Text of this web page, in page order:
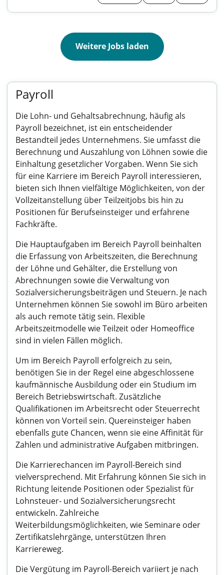
Weitere Jobs laden
Payroll
Die Lohn- und Gehaltsabrechnung, häufig als
Payroll bezeichnet, ist ein entscheidender
Bestandteil jedes Unternehmens. Sie umfasst die
Berechnung und Auszahlung von Löhnen sowie die
Einhaltung gesetzlicher Vorgaben. Wenn Sie sich
für eine Karriere im Bereich Payroll interessieren,
bieten sich Ihnen vielfältige Möglichkeiten, von der
Vollzeitanstellung über Teilzeitjobs bis hin zu
Positionen für Berufseinsteiger und erfahrene
Fachkräfte.
Die Hauptaufgaben im Bereich Payroll beinhalten
die Erfassung von Arbeitszeiten, die Berechnung
der Löhne und Gehälter, die Erstellung von
Abrechnungen sowie die Verwaltung von
Sozialversicherungsbeiträgen und Steuern. Je nach
Unternehmen können Sie sowohl im Büro arbeiten
als auch remote tätig sein. Flexible
Arbeitszeitmodelle wie Teilzeit oder Homeoffice
sind in vielen Fällen möglich.
Um im Bereich Payroll erfolgreich zu sein,
benötigen Sie in der Regel eine abgeschlossene
kaufmännische Ausbildung oder ein Studium im
Bereich Betriebswirtschaft. Zusätzliche
Qualifikationen im Arbeitsrecht oder Steuerrecht
können von Vorteil sein. Quereinsteiger haben
ebenfalls gute Chancen, wenn sie eine Affinität für
Zahlen und administrative Aufgaben mitbringen.
Die Karrierechancen im Payroll-Bereich sind
vielversprechend. Mit Erfahrung können Sie sich in
Richtung leitende Positionen oder Spezialist für
Lohnsteuer- und Sozialversicherungsrecht
entwickeln. Zahlreiche
Weiterbildungsmöglichkeiten, wie Seminare oder
Zertifikatslehrgänge, unterstützen Ihren
Karriereweg.
Die Vergütung im Payroll-Bereich variiert je nach